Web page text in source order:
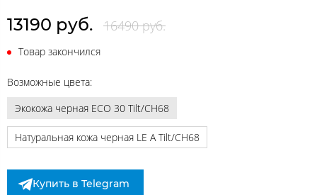
13190 руб. 16490 руб.
Товар закончился
Возможные цвета:
Экокожа черная ECO 30 Tilt/CH68
Натуральная кожа черная LE A Tilt/CH68
Купить в Telegram